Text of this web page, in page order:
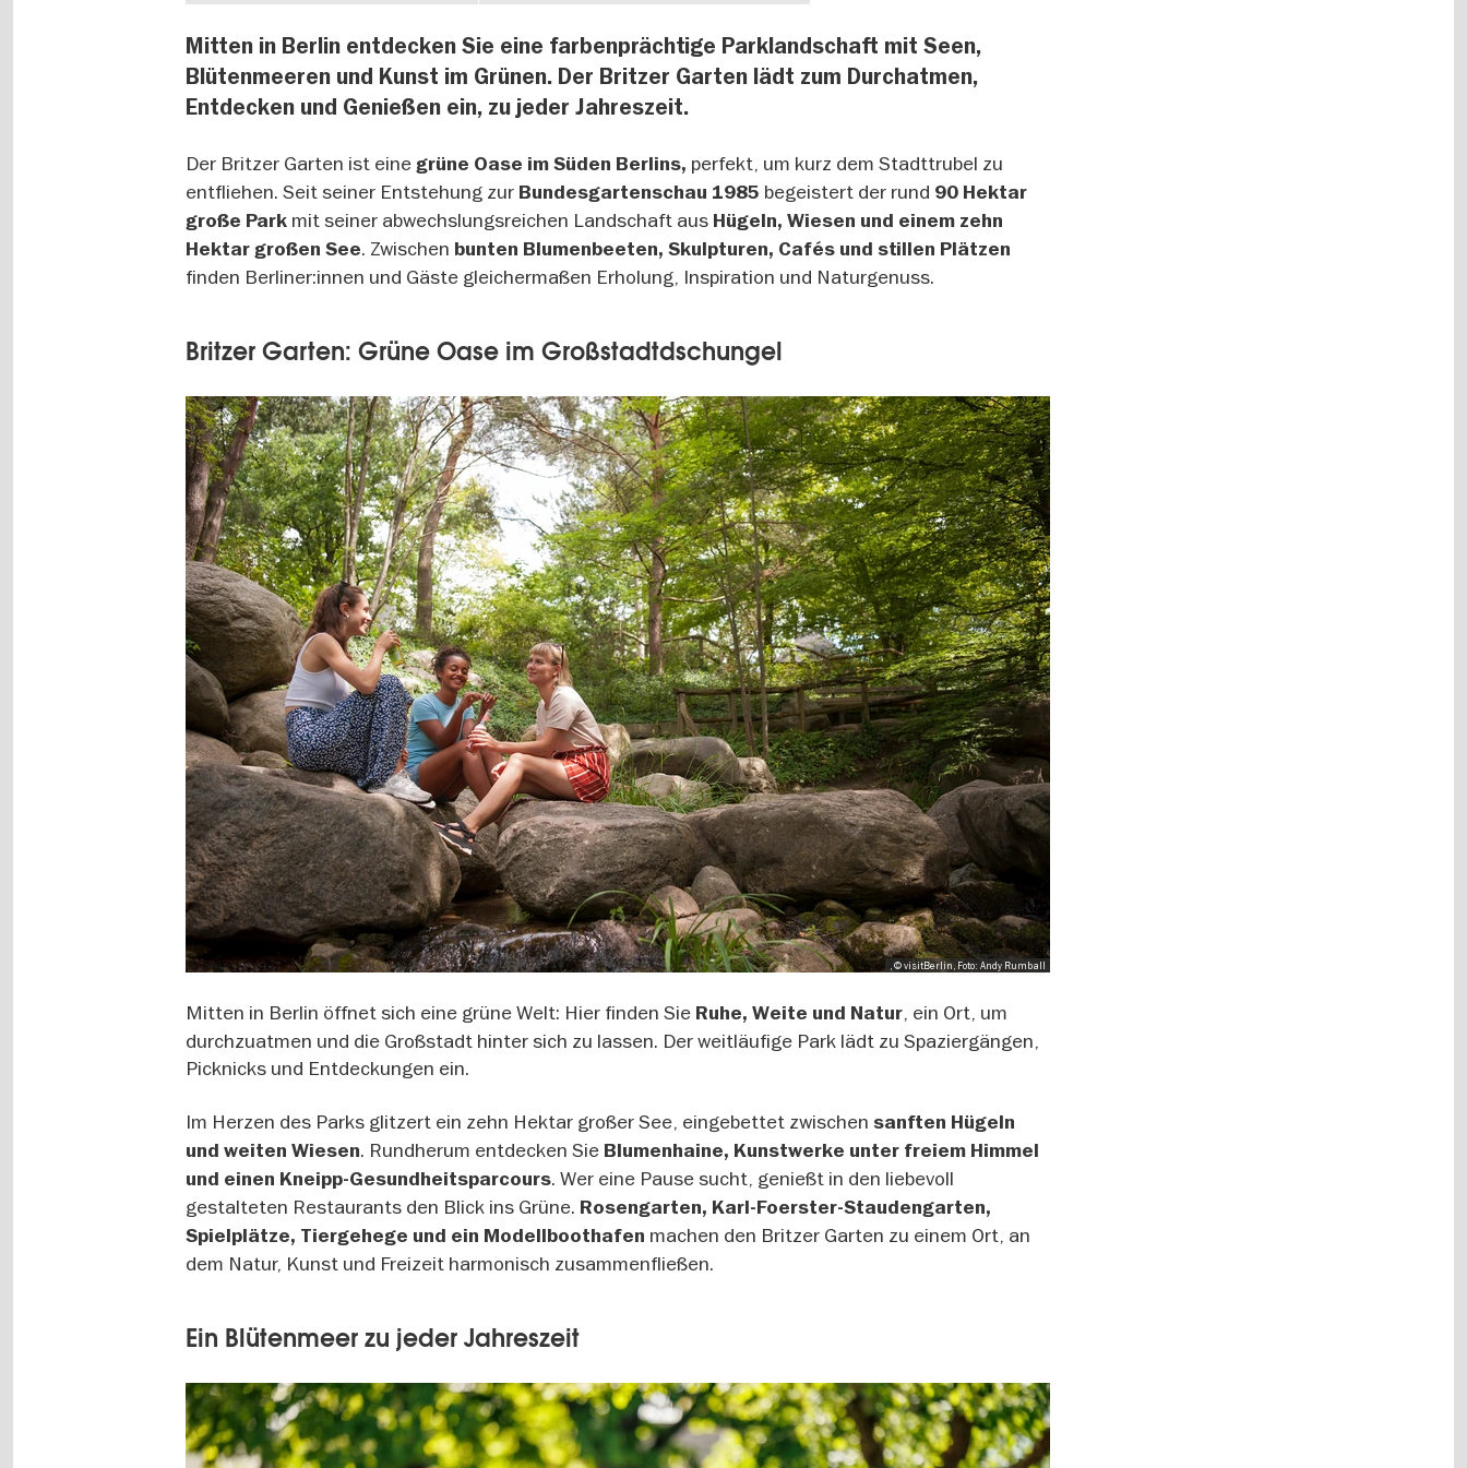
Mitten in Berlin entdecken Sie eine farbenprächtige Parklandschaft mit Seen,
Blütenmeeren und Kunst im Grünen. Der Britzer Garten lädt zum Durchatmen,
Entdecken und Genießen ein, zu jeder Jahreszeit.
Der Britzer Garten ist einegrüne Oase im Süden Berlins, perfekt, um kurz dem Stadttrubel zu
entfliehen. Seit seiner Entstehung zur Bundesgartenschau 1985 begeistert der rund 90 Hektar
große Park mit seiner abwechslungsreichen Landschaft aus Hügeln, Wiesen und einem zehn
Hektar großen See. Zwischen bunten Blumenbeeten, Skulpturen, Cafés und stillen Plätzen
finden Berliner:innen und Gäste gleichermaßen Erholung, Inspiration und Naturgenuss.
Britzer Garten: Grüne Oase im Großstadtdschungel
, © visitBerlin, Foto: Andy Rumball
Mitten in Berlin öffnet sich eine grüne Welt: Hier finden Sie Ruhe, Weite und Natur, ein Ort, um
durchzuatmen und die Großstadt hinter sich zu lassen. Der weitläufige Park lädt zu Spaziergängen,
Picknicks und Entdeckungen ein.
Im Herzen des Parks glitzert ein zehn Hektar großer See, eingebettet zwischensanften Hügeln
und weiten Wiesen. Rundherum entdecken Sie Blumenhaine, Kunstwerke unter freiem Himmel
und einen Kneipp-Gesundheitsparcours. Wer eine Pause sucht, genießt in den liebevoll
gestalteten Restaurants den Blick ins Grüne. Rosengarten, Karl-Foerster-Staudengarten,
Spielplätze, Tiergehege und ein Modellboothafen machen den Britzer Garten zu einem Ort, an
dem Natur, Kunst und Freizeit harmonisch zusammenfließen.
Ein Blütenmeer zu jeder Jahreszeit